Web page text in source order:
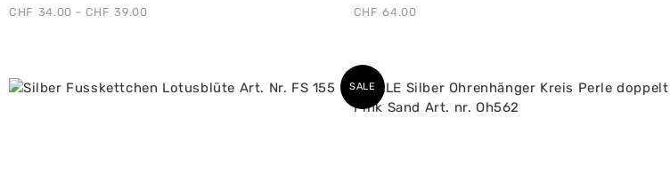
CHF 34.00 – CHF 39.00 CHF 64.00
SALE